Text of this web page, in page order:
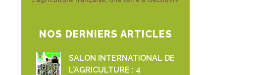
NOS DERNIERS ARTICLES
SALON INTERNATIONAL DE
L’AGRICULTURE : 4